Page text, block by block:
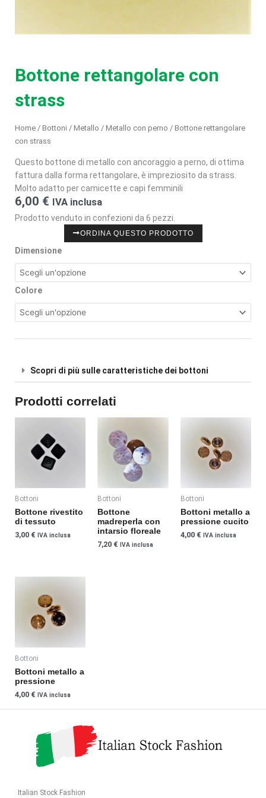
Bottone rettangolare con
strass
Home / Bottoni / Metallo / Metallo con perno / Bottone rettangolare
con strass
Questo bottone di metallo con ancoraggio a perno, di ottima
fattura dalla forma rettangolare, è impreziosito da strass.
Molto adatto per camicette e capi femminili
6,00 € IVA inclusa
Prodotto venduto in confezioni da 6 pezzi.
ORDINA QUESTO PRODOTTO
Dimensione
Colore
Scopri di più sulle caratteristiche dei bottoni
Prodotti correlati
Bottoni
Bottone rivestito
di tessuto
3,00 € IVA inclusa
prodotto
Le
opzioni
possono
essere
scelte
del
prodotto
Bottoni
Bottone
madreperla con
intarsio floreale
7,20 € IVA inclusa
prodotto
varianti.
Le
opzioni
possono
essere
scelte
Bottoni
Bottoni metallo a
pressione cucito
4,00 € IVA inclusa
prodotto
Le
opzioni
possono
essere
scelte
Bottoni
Bottoni metallo a
pressione
4,00 € IVA inclusa
prodotto
Le
opzioni
possono
essere
scelte
prodotto
Italian Stock Fashion